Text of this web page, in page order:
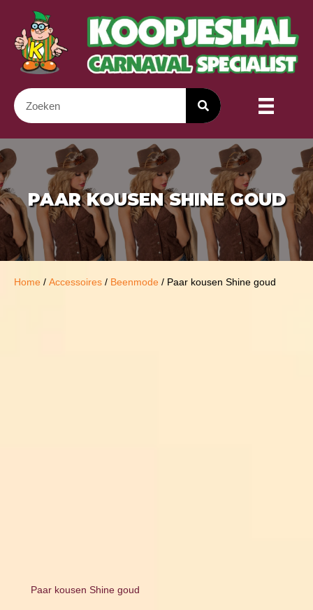
PAAR KOUSEN SHINE GOUD
Home / Accessoires / Beenmode / Paar kousen Shine goud
Paar kousen Shine goud